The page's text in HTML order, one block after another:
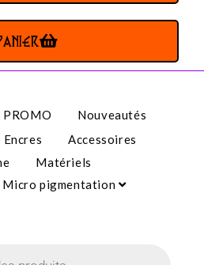
PROMO
Nouveautés
Encres
Accessoires
Matériels
pigmentation